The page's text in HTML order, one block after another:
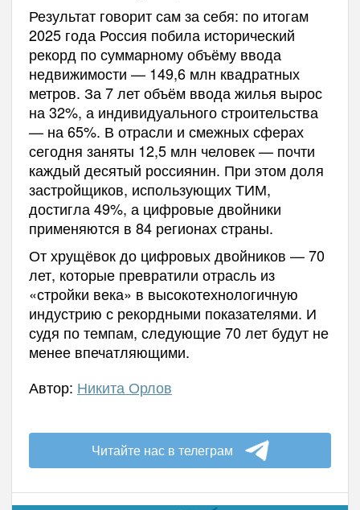
Результат говорит сам за себя: по итогам
2025 года Россия побила исторический
рекорд по суммарному объёму ввода
недвижимости — 149,6 млн квадратных
метров. За 7 лет объём ввода жилья вырос
на 32%, а индивидуального строительства
— на 65%. В отрасли и смежных сферах
сегодня заняты 12,5 млн человек — почти
каждый десятый россиянин. При этом доля
застройщиков, использующих ТИМ,
достигла 49%, а цифровые двойники
применяются в 84 регионах страны.
От хрущёвок до цифровых двойников — 70
лет, которые превратили отрасль из
«стройки века» в высокотехнологичную
индустрию с рекордными показателями. И
судя по темпам, следующие 70 лет будут не
менее впечатляющими.
Автор: Никита Орлов
Читайте нас в телеграм